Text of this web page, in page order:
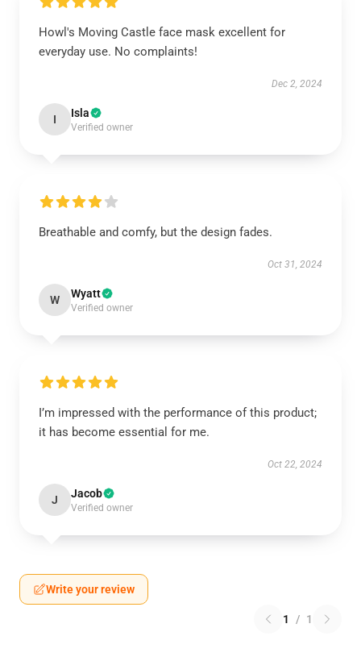
Howl's Moving Castle face mask excellent for
everyday use. No complaints!
Dec 2, 2024
I Isla
Verified owner
Breathable and comfy, but the design fades.
Oct 31, 2024
W Wyatt
Verified owner
I’m impressed with the performance of this product;
it has become essential for me.
Oct 22, 2024
J Jacob
Verified owner
Write your review
1 / 1